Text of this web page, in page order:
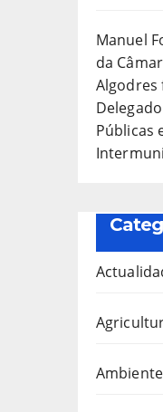
Manuel
da
Públicas
Ambiente